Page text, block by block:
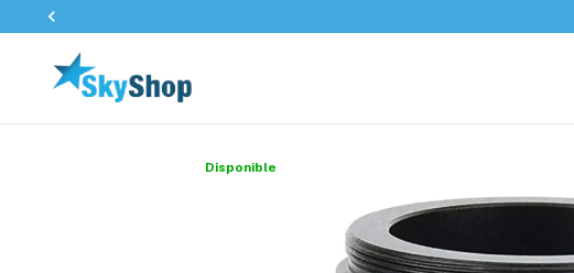
Disponible